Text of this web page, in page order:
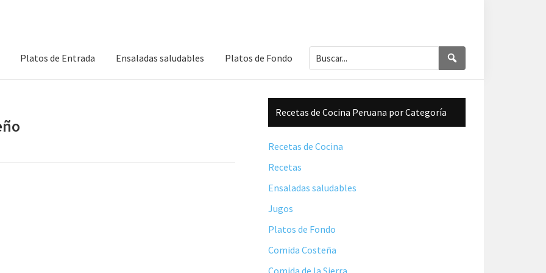
Platos de Entrada Ensaladas saludables Platos de Fondo Buscar...
Barra
lateral
principal
Recetas de Cocina Peruana por Categoría
Recetas de Cocina
Recetas
Ensaladas saludables
Jugos
Platos de Fondo
Comida Costeña
Comida de la Sierra